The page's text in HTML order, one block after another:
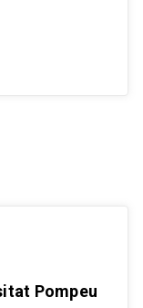
Pompeu